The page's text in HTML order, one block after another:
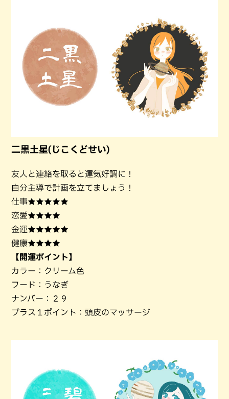
二黒土星(じこくどせい)
友人と連絡を取ると運気好調に！
自分主導で計画を立てましょう！
仕事★★★★★
恋愛★★★★
金運★★★★★
健康★★★★
【開運ポイント】
カラー：クリーム色
フード：うなぎ
ナンバー：２９
プラス１ポイント：頭皮のマッサージ